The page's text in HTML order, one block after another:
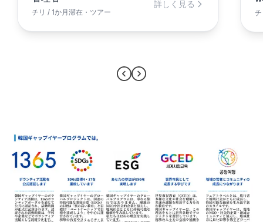
チリ / 1か月滞在・ツアー
詳しく見る